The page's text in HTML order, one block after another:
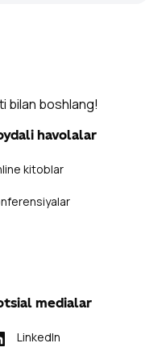
bilan boshlang!
havolalar
kitoblar
medialar
LinkedIn